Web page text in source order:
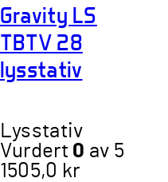
Gravity LS
TBTV 28
lysstativ
Lysstativ
Vurdert 0 av 5
1505,0 kr